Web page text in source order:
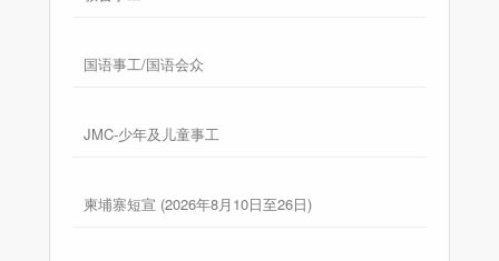
国语事工/国语会众
JMC-少年及儿童事工
柬埔寨短宣 (2026年8月10日至26日)